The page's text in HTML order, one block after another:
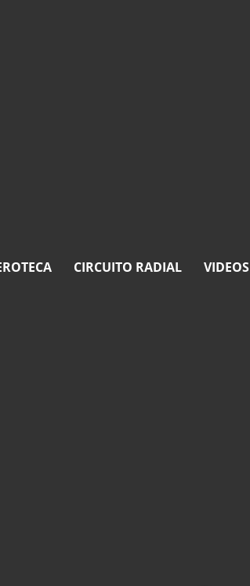
CIRCUITO RADIAL VIDEOS